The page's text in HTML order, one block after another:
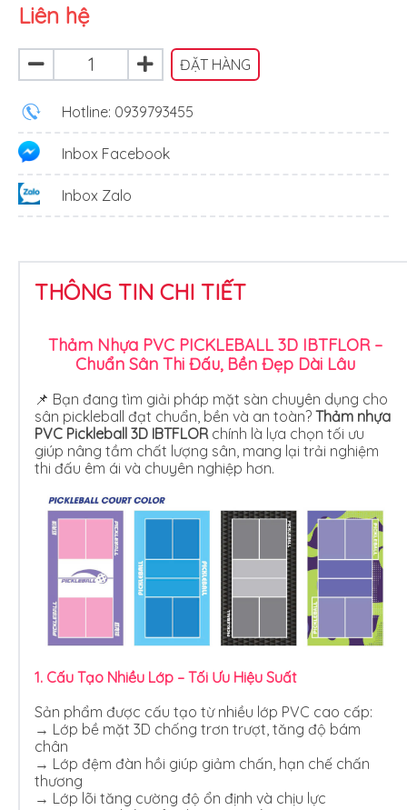
Liên hệ
ĐẶT HÀNG
Hotline: 0939793455
Inbox Facebook
Inbox Zalo
THÔNG TIN CHI TIẾT
Thảm Nhựa PVC PICKLEBALL 3D IBTFLOR –
Chuẩn Sân Thi Đấu, Bền Đẹp Dài Lâu
📌 Bạn đang tìm giải pháp mặt sàn chuyên dụng cho
sân pickleball đạt chuẩn, bền và an toàn? Thảm nhựa
PVC Pickleball 3D IBTFLOR chính là lựa chọn tối ưu
giúp nâng tầm chất lượng sân, mang lại trải nghiệm
thi đấu êm ái và chuyên nghiệp hơn.
1. Cấu Tạo Nhiều Lớp – Tối Ưu Hiệu Suất
Sản phẩm được cấu tạo từ nhiều lớp PVC cao cấp:
→ Lớp bề mặt 3D chống trơn trượt, tăng độ bám
chân
→ Lớp đệm đàn hồi giúp giảm chấn, hạn chế chấn
thương
→ Lớp lõi tăng cường độ ổn định và chịu lực